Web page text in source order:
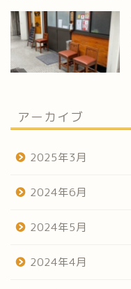
アーカイブ
2025年3月
2024年6月
2024年5月
2024年4月